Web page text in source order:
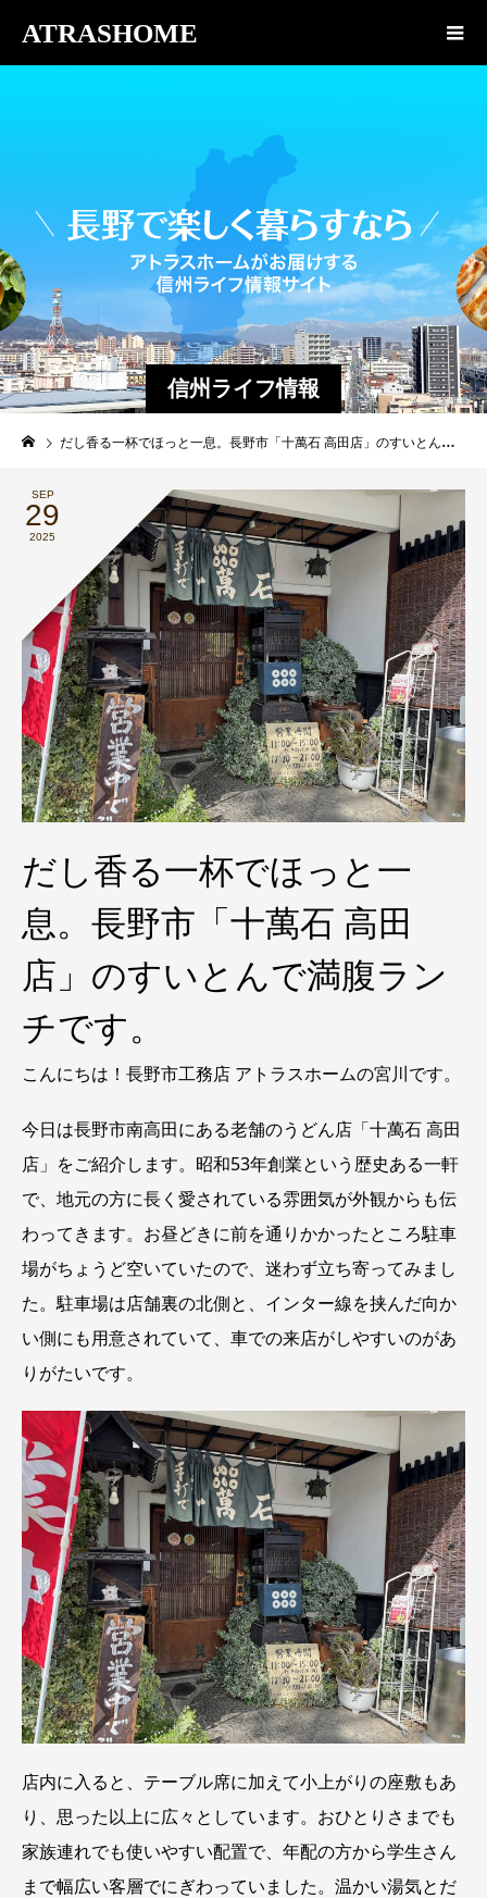
ATRASHOME
信州ライフ情報
だし香る一杯でほっと一息。長野市「十萬石 高田店」のすいとんで満腹ランチです。
SEP
29
2025
だし香る一杯でほっと一
息。長野市「十萬石 高田
店」のすいとんで満腹ラン
チです。
こんにちは！長野市工務店 アトラスホームの宮川です。
今日は長野市南高田にある老舗のうどん店「十萬石 高田
店」をご紹介します。昭和53年創業という歴史ある一軒
で、地元の方に長く愛されている雰囲気が外観からも伝
わってきます。お昼どきに前を通りかかったところ駐車
場がちょうど空いていたので、迷わず立ち寄ってみまし
た。駐車場は店舗裏の北側と、インター線を挟んだ向か
い側にも用意されていて、車での来店がしやすいのがあ
りがたいです。
店内に入ると、テーブル席に加えて小上がりの座敷もあ
り、思った以上に広々としています。おひとりさまでも
家族連れでも使いやすい配置で、年配の方から学生さん
まで幅広い客層でにぎわっていました。温かい湯気とだ